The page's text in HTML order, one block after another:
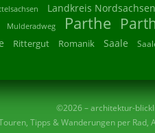
Landkreis Nordsachsen
Mulderadweg Parthe
Rittergut Romanik Saale
©2026 – architektur-
Tipps & Wanderungen per Rad,